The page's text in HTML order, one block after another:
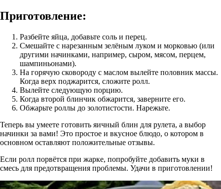
Приготовление:
Разбейте яйца, добавьте соль и перец.
Смешайте с нарезанным зелёным луком и морковью (или
другими начинками, например, сыром, мясом, перцем,
шампиньонами).
На горячую сковороду с маслом вылейте половник массы.
Когда верх поджарится, сложите ролл.
Вылейте следующую порцию.
Когда второй блинчик обжарится, заверните его.
Обжарьте роллы до золотистости. Нарежьте.
Теперь вы умеете готовить яичный блин для рулета, а выбор
начинки за вами! Это простое и вкусное блюдо, о котором в
основном оставляют положительные отзывы.
Если ролл порвётся при жарке, попробуйте добавить муки в
смесь для предотвращения проблемы. Удачи в приготовлении!